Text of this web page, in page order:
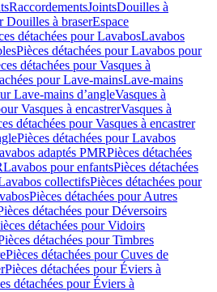
RaccordementsJointsDouilles à
Douilles à braserEspace
détachées pour LavabosLavabos
Pièces détachées pour Lavabos pour
détachées pour Vasques à
pour Lave-mainsLave-mains
Lave-mains d’angleVasques à
Vasques à encastrerVasques à
détachées pour Vasques à encastrer
Pièces détachées pour Lavabos
adaptés PMRPièces détachées
Lavabos pour enfantsPièces détachées
collectifsPièces détachées pour
Pièces détachées pour Autres
détachées pour Déversoirs
détachées pour Vidoirs
détachées pour Timbres
Pièces détachées pour Cuves de
Pièces détachées pour Éviers à
détachées pour Éviers à